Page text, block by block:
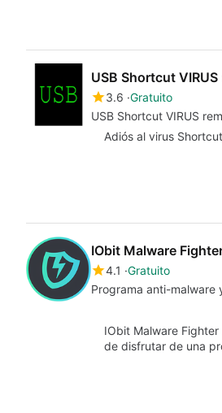
USB Shortcut
3.6 Gratuito
USB Shortcut VIRUS
Adiós al virus
IObit Malware
4.1 Gratuito
Programa anti-malware
IObit Malware
de disfrutar de una